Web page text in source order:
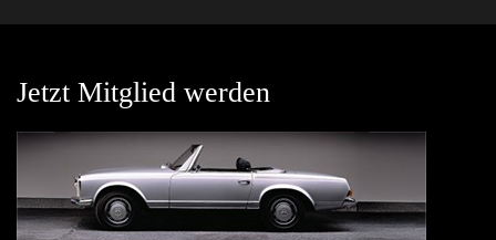
Jetzt Mitglied werden